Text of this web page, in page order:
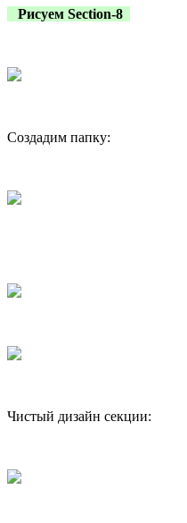
Рисуем Section-8
Создадим папку:
Чистый дизайн секции: